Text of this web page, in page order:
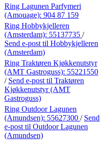
Ring Lagunen Parfymeri
(Amouage): 904 87 159
Ring Hobbykjelleren
(Amsterdam): 55137735 /
Send e-post til Hobbykjelleren
(Amsterdam)
Ring Traktøren Kjøkkenutstyr
(AMT Gastroguss): 55221550
/ Send e-post til Traktøren
Kjøkkenutstyr (AMT
Gastroguss)
Ring Outdoor Lagunen
(Amundsen): 55627300 / Send
e-post til Outdoor Lagunen
(Amundsen)